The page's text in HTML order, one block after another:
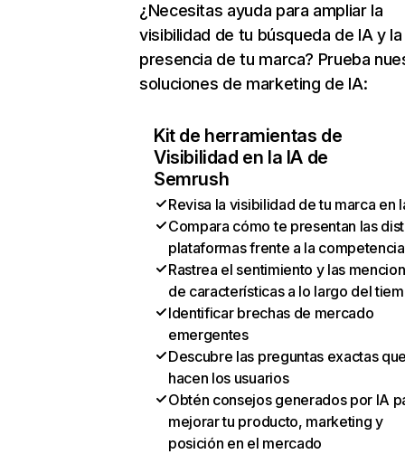
¿Necesitas ayuda para ampliar la
visibilidad de tu búsqueda de IA y la
presencia de tu marca? Prueba
soluciones de marketing de IA:
Kit de herramientas de
Visibilidad en la IA de
Semrush
Revisa la visibilidad de tu marca en
Compara cómo te presentan las
plataformas frente a la competencia
Rastrea el sentimiento y las
de características a lo largo del
Identificar brechas de mercado
emergentes
Descubre las preguntas exactas
hacen los usuarios
Obtén consejos generados por IA
mejorar tu producto, marketing y
posición en el mercado